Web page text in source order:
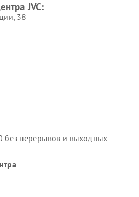
JVC:
38
перерывов и выходных